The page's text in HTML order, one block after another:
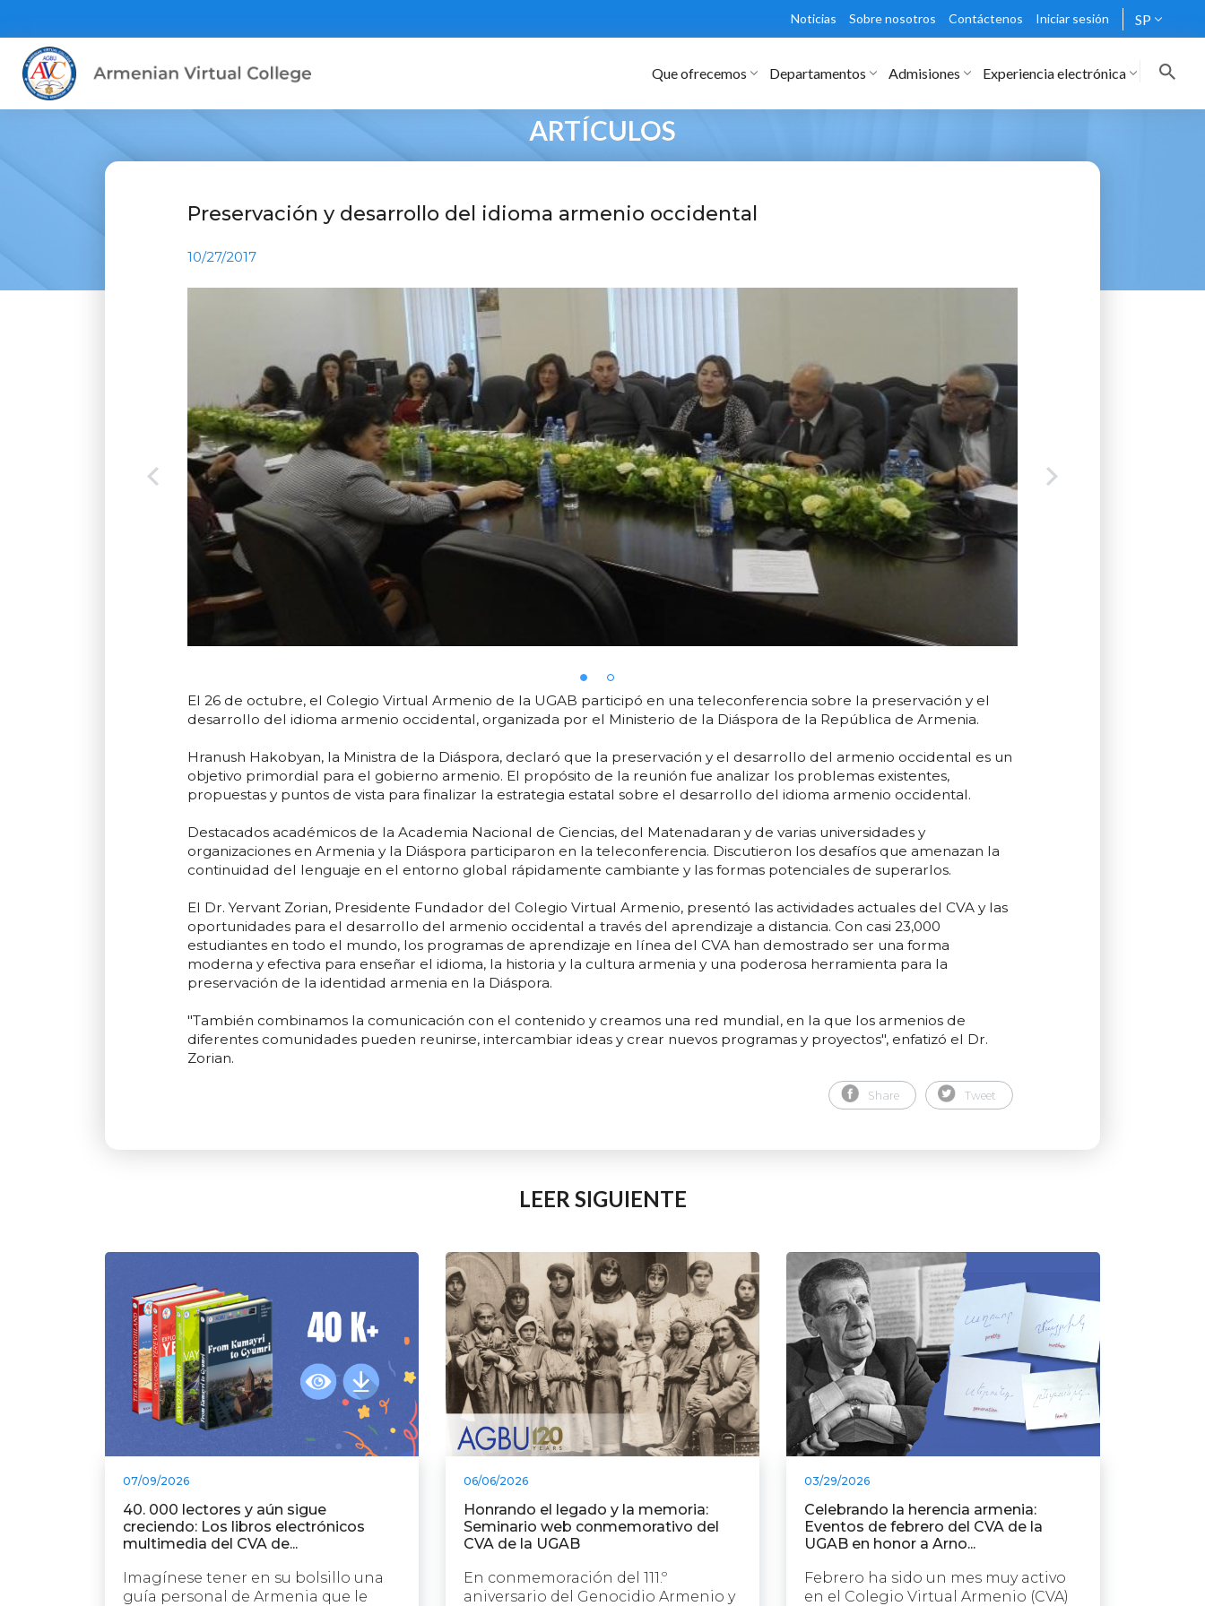
Noticias Sobre nosotros Contáctenos Iniciar sesión SP
Que ofrecemos Departamentos Admisiones Experiencia electrónica
ARTÍCULOS
Preservación y desarrollo del idioma armenio occidental
10/27/2017
El 26 de octubre, el Colegio Virtual Armenio de la UGAB participó en una teleconferencia sobre la preservación y el
desarrollo del idioma armenio occidental, organizada por el Ministerio de la Diáspora de la República de Armenia.
Hranush Hakobyan, la Ministra de la Diáspora, declaró que la preservación y el desarrollo del armenio occidental es un
objetivo primordial para el gobierno armenio. El propósito de la reunión fue analizar los problemas existentes,
propuestas y puntos de vista para finalizar la estrategia estatal sobre el desarrollo del idioma armenio occidental.
Destacados académicos de la Academia Nacional de Ciencias, del Matenadaran y de varias universidades y
organizaciones en Armenia y la Diáspora participaron en la teleconferencia. Discutieron los desafíos que amenazan la
continuidad del lenguaje en el entorno global rápidamente cambiante y las formas potenciales de superarlos.
El Dr. Yervant Zorian, Presidente Fundador del Colegio Virtual Armenio, presentó las actividades actuales del CVA y las
oportunidades para el desarrollo del armenio occidental a través del aprendizaje a distancia. Con casi 23,000
estudiantes en todo el mundo, los programas de aprendizaje en línea del CVA han demostrado ser una forma
moderna y efectiva para enseñar el idioma, la historia y la cultura armenia y una poderosa herramienta para la
preservación de la identidad armenia en la Diáspora.
"También combinamos la comunicación con el contenido y creamos una red mundial, en la que los armenios de
diferentes comunidades pueden reunirse, intercambiar ideas y crear nuevos programas y proyectos", enfatizó el Dr.
Zorian.
Share Tweet
LEER SIGUIENTE
07/09/2026
40. 000 lectores y aún sigue
creciendo: Los libros electrónicos
multimedia del CVA de...
Imagínese tener en su bolsillo una
guía personal de Armenia que le
06/06/2026
Honrando el legado y la memoria:
Seminario web conmemorativo del
CVA de la UGAB
En conmemoración del 111.º
aniversario del Genocidio Armenio y
03/29/2026
Celebrando la herencia armenia:
Eventos de febrero del CVA de la
UGAB en honor a Arno...
Febrero ha sido un mes muy activo
en el Colegio Virtual Armenio (CVA)